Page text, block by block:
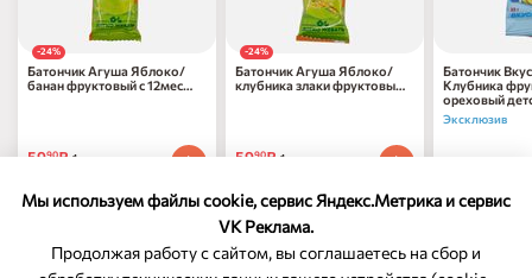
Мы используем файлы cookie, сервис Яндекс.Метрика и сервис
VK Реклама.
Продолжая работу с сайтом, вы соглашаетесь на сбор и
-24%
Батончик Агуша Яблоко/
банан фруктовый с 12мес
5990₽ 1 шт
-24%
Батончик Агуша Яблоко/
клубника злаки фруктовый
5990₽ 1 шт
Батончик
Клубника
ореховый
Эксклюзив